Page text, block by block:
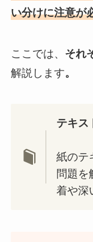
い分けに注意が
ここでは、 それ
解説します。
テキス
紙のテ
問題を
着や深